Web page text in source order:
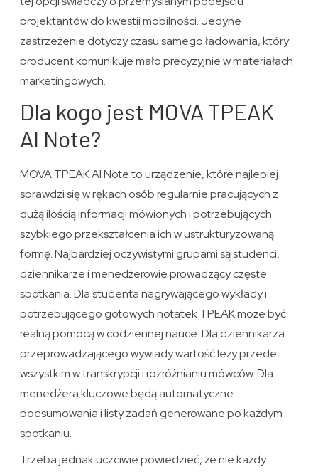
projektantów do kwestii mobilności. Jedyne
zastrzeżenie dotyczy czasu samego ładowania, który
producent komunikuje mało precyzyjnie w materiałach
marketingowych.
Dla kogo jest MOVA TPEAK
AI Note?
MOVA TPEAK AI Note to urządzenie, które najlepiej
sprawdzi się w rękach osób regularnie pracujących z
dużą ilością informacji mówionych i potrzebujących
szybkiego przekształcenia ich w ustrukturyzowaną
formę. Najbardziej oczywistymi grupami są studenci,
dziennikarze i menedżerowie prowadzący częste
spotkania. Dla studenta nagrywającego wykłady i
potrzebującego gotowych notatek TPEAK może być
realną pomocą w codziennej nauce. Dla dziennikarza
przeprowadzającego wywiady wartość leży przede
wszystkim w transkrypcji i rozróżnianiu mówców. Dla
menedżera kluczowe będą automatyczne
podsumowania i listy zadań generowane po każdym
spotkaniu.
Trzeba jednak uczciwie powiedzieć, że nie każdy